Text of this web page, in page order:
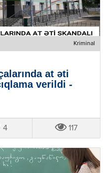
Kriminal
at əti
verildi -
4 117